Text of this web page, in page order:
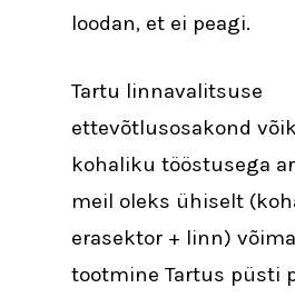
loodan, et ei peagi.
Tartu linnavalitsuse
ettevõtlusosakond
kohaliku tööstusega
meil oleks ühiselt
erasektor + linn)
tootmine Tartus püsti